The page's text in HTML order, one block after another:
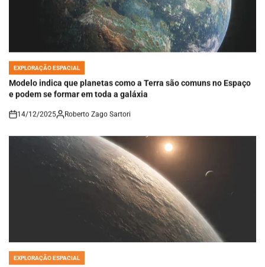
POSTED
IN
EXPLORAÇÃO ESPACIAL
Modelo indica que planetas como a Terra são comuns no Espaço
e podem se formar em toda a galáxia
on
POSTED
INTRAPPIST-1 pode revelar pistas sobre exoplanetas habitáveis